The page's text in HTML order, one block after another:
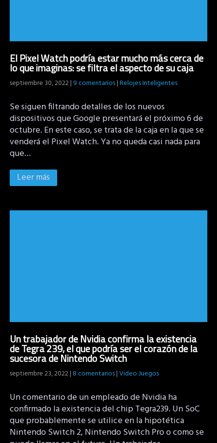
El Pixel Watch podría estar mucho más cerca de
lo que imaginas: se filtra el aspecto de su caja
septiembre 30, 2022| 9 comentarios|Relojes Inteligentes
Se siguen filtrando detalles de los nuevos
dispositivos que Google presentará el próximo 6 de
octubre. En este caso, se trata de la caja en la que se
venderá el Pixel Watch. Ya no queda casi nada para
que…
Leer más
Un trabajador de Nvidia confirma la existencia
de Tegra 239, el que podría ser el corazón de la
sucesora de Nintendo Switch
septiembre 23, 2022|8 comentarios|Video Juegos
Un comentario de un empleado de Nvidia ha
confirmado la existencia del chip Tegra239. Un SoC
que probablemente se utilice en la hipotética
Nintendo Switch 2, Nintendo Switch Pro o como se